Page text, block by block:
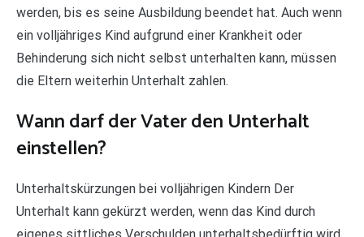
werden, bis es seine Ausbildung beendet hat. Auch wenn
ein volljähriges Kind aufgrund einer Krankheit oder
Behinderung sich nicht selbst unterhalten kann, müssen
die Eltern weiterhin Unterhalt zahlen.
Wann darf der Vater den Unterhalt
einstellen?
Unterhaltskürzungen bei volljährigen Kindern Der
Unterhalt kann gekürzt werden, wenn das Kind durch